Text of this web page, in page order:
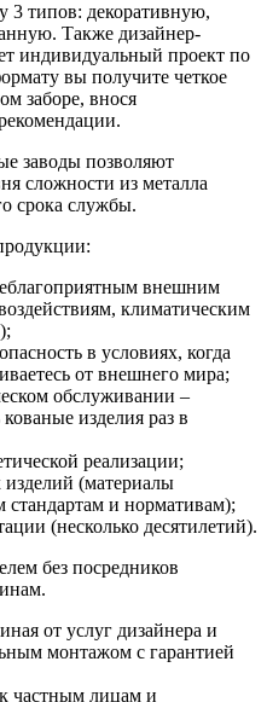
3 типов: декоративную,
Также дизайнер-
индивидуальный проект по
вы получите четкое
заборе, внося
заводы позволяют
сложности из металла
срока службы.
внешним
климатическим
в условиях, когда
от внешнего мира;
обслуживании –
изделия раз в
реализации;
изделий (материалы
стандартам и нормативам);
(несколько десятилетий).
без посредников
от услуг дизайнера и
монтажом с гарантией
частным лицам и